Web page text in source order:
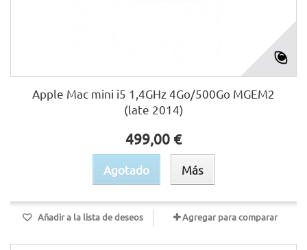
Apple Mac mini i5 1,4GHz 4Go/500Go MGEM2
(late 2014)
499,00 €
Agotado Más
Añadir a la lista de deseos Agregar para comparar